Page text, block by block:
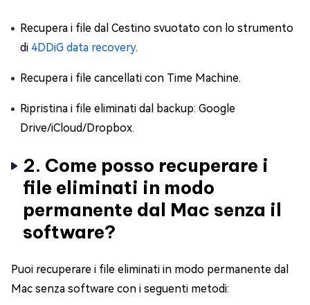
Recupera i file dal Cestino svuotato con lo strumento
di 4DDiG data recovery.
Recupera i file cancellati con Time Machine.
Ripristina i file eliminati dal backup: Google
Drive/iCloud/Dropbox.
2. Come posso recuperare i
file eliminati in modo
permanente dal Mac senza il
software?
Puoi recuperare i file eliminati in modo permanente dal
Mac senza software con i seguenti metodi: